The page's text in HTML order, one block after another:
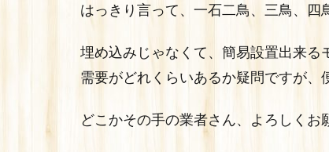
はっきり言って、一石二鳥、三鳥、四
埋め込みじゃなくて、簡易設置出来る
需要がどれくらいあるか疑問ですが、
どこかその手の業者さん、よろしくお